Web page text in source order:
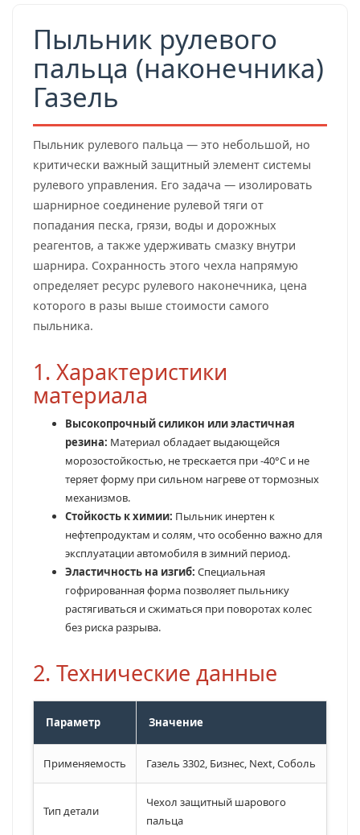
Пыльник рулевого
пальца (наконечника)
Газель
Пыльник рулевого пальца — это небольшой, но
критически важный защитный элемент системы
рулевого управления. Его задача — изолировать
шарнирное соединение рулевой тяги от
попадания песка, грязи, воды и дорожных
реагентов, а также удерживать смазку внутри
шарнира. Сохранность этого чехла напрямую
определяет ресурс рулевого наконечника, цена
которого в разы выше стоимости самого
пыльника.
1. Характеристики
материала
Высокопрочный силикон или эластичная
резина: Материал обладает выдающейся
морозостойкостью, не трескается при -40°C и не
теряет форму при сильном нагреве от тормозных
механизмов.
Стойкость к химии: Пыльник инертен к
нефтепродуктам и солям, что особенно важно для
эксплуатации автомобиля в зимний период.
Эластичность на изгиб: Специальная
гофрированная форма позволяет пыльнику
растягиваться и сжиматься при поворотах колес
без риска разрыва.
2. Технические данные
Параметр Значение
Применяемость Газель 3302, Бизнес, Next, Соболь
Тип детали
Чехол защитный шарового
пальца